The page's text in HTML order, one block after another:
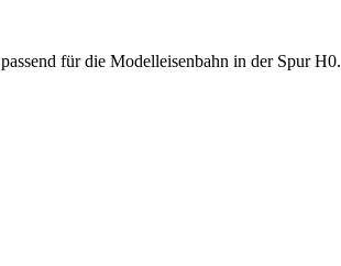
für die Modelleisenbahn in der Spur H0.